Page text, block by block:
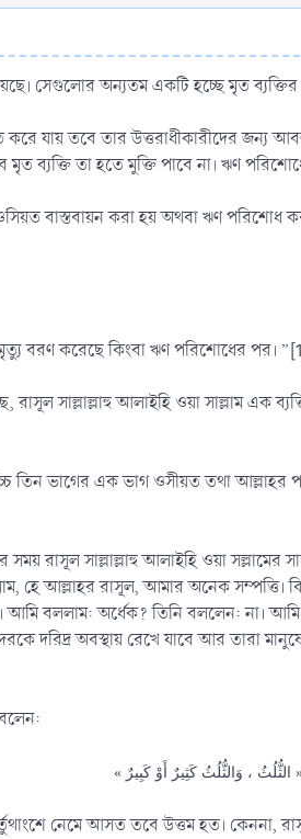
সেগুলোর অন্যতম একটি হচ্ছে মৃত
যায় তবে তার উত্তরাধীকারীদের
ব্যক্তি তা হতে মুক্তি পাবে না। ঋণ
বাস্তবায়ন করা হয় অথবা ঋণ পরিশোধ
বরণ করেছে কিংবা ঋণ পরিশোধের পর।
সাল্লাল্লাহু আলাইহি ওয়া সাল্লাম এক
তিন ভাগের এক ভাগ ওসীয়ত তথা
রাসূল সাল্লাল্লাহু আলাইহি ওয়া সল্লামের
হে আল্লাহর রাসূল, আমার অনেক সম্পত্তি।
বললাম: অর্ধেক? তিনি বললেন: না।
দরিদ্র অবস্থায় রেখে যাবে আর তারা
، وَالثُّلُثُ كَثِيرٌ أَوْ كَبِيرٌ »
নেমে আসত তবে উত্তম হত। কেননা,